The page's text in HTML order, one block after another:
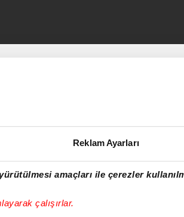
Reklam Ayarları
amaçları ile çerezler
çalışırlar.